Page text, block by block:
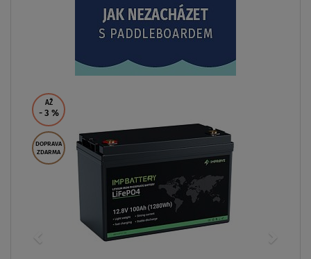
AŽ
- 3 %
DOPRAVA
ZDARMA